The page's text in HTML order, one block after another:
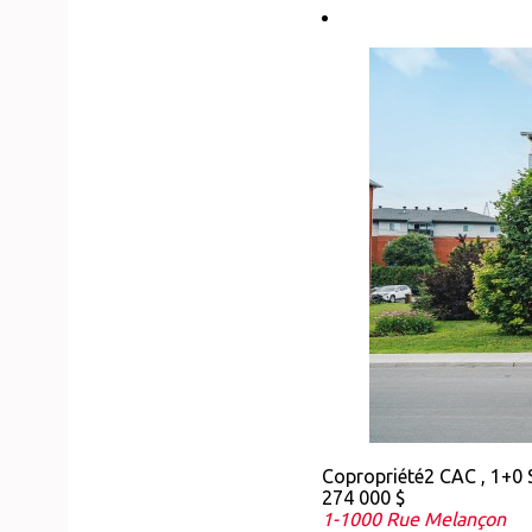
Copropriété2 CAC , 1+0
274 000 $
1-1000 Rue Melançon